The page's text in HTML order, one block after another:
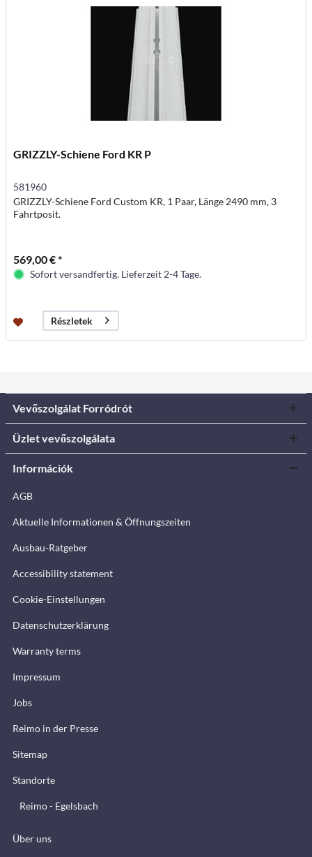
GRIZZLY-Schiene Ford KR P
581960
GRIZZLY-Schiene Ford Custom KR, 1 Paar, Länge 2490 mm, 3
Fahrtposit.
569,00 € *
Sofort versandfertig. Lieferzeit 2-4 Tage.
Részletek
Vevőszolgálat Forródrót
Üzlet vevőszolgálata
Információk
AGB
Aktuelle Informationen & Öffnungszeiten
Ausbau-Ratgeber
Accessibility statement
Cookie-Einstellungen
Datenschutzerklärung
Warranty terms
Impressum
Jobs
Reimo in der Presse
Sitemap
Standorte
Reimo - Egelsbach
Über uns